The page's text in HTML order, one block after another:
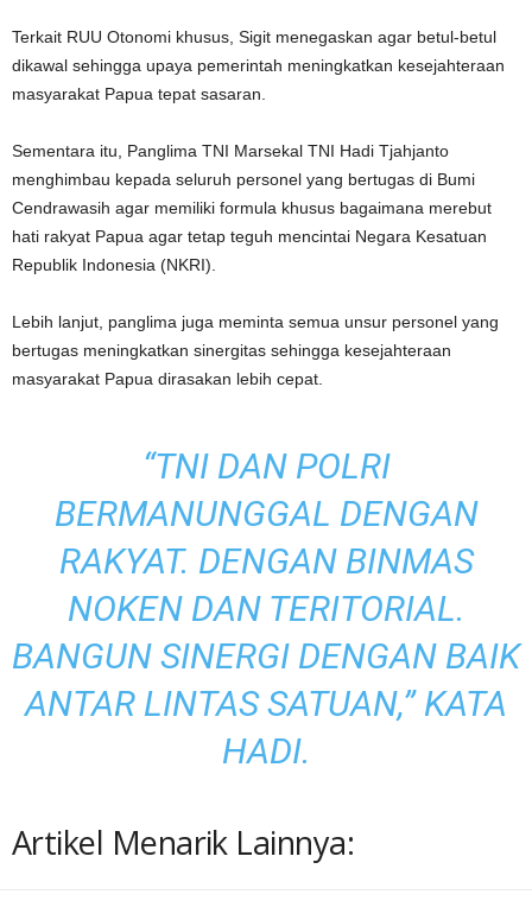
Terkait RUU Otonomi khusus, Sigit menegaskan agar betul-betul
dikawal sehingga upaya pemerintah meningkatkan kesejahteraan
masyarakat Papua tepat sasaran.
Sementara itu, Panglima TNI Marsekal TNI Hadi Tjahjanto
menghimbau kepada seluruh personel yang bertugas di Bumi
Cendrawasih agar memiliki formula khusus bagaimana merebut
hati rakyat Papua agar tetap teguh mencintai Negara Kesatuan
Republik Indonesia (NKRI).
Lebih lanjut, panglima juga meminta semua unsur personel yang
bertugas meningkatkan sinergitas sehingga kesejahteraan
masyarakat Papua dirasakan lebih cepat.
“TNI DAN POLRI
BERMANUNGGAL DENGAN
RAKYAT. DENGAN BINMAS
NOKEN DAN TERITORIAL.
BANGUN SINERGI DENGAN BAIK
ANTAR LINTAS SATUAN,” KATA
HADI.
Artikel Menarik Lainnya: